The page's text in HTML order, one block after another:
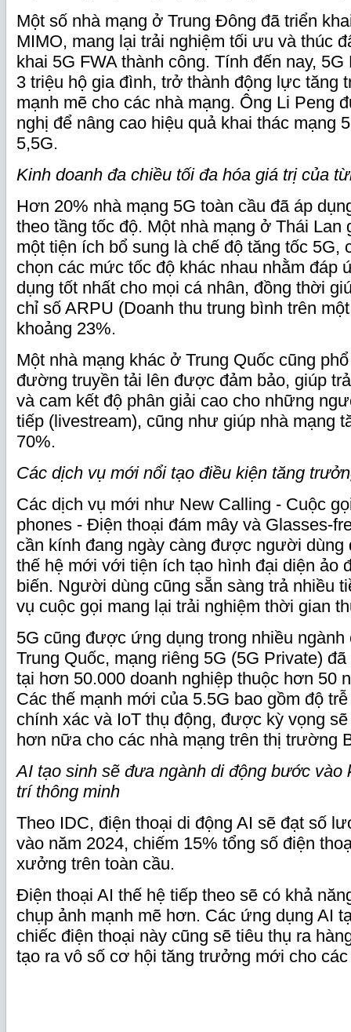
Một số nhà mạng ở Trung Đông đã triển
MIMO, mang lại trải nghiệm tối ưu và thúc
khai 5G FWA thành công. Tính đến nay,
3 triệu hộ gia đình, trở thành động lực tăng
mạnh mẽ cho các nhà mạng. Ông Li Peng
nghị để nâng cao hiệu quả khai thác mạng
5,5G.
Kinh doanh đa chiều tối đa hóa giá trị của
Hơn 20% nhà mạng 5G toàn cầu đã áp
theo tầng tốc độ. Một nhà mạng ở Thái Lan
một tiện ích bổ sung là chế độ tăng tốc 5G,
chọn các mức tốc độ khác nhau nhằm đáp
dụng tốt nhất cho mọi cá nhân, đồng thời
chỉ số ARPU (Doanh thu trung bình trên
khoảng 23%.
Một nhà mạng khác ở Trung Quốc cũng
đường truyền tải lên được đảm bảo, giúp
và cam kết độ phân giải cao cho những
tiếp (livestream), cũng như giúp nhà mạng
70%.
Các dịch vụ mới nổi tạo điều kiện tăng
Các dịch vụ mới như New Calling - Cuộc
phones - Điện thoại đám mây và Glasses-
cần kính đang ngày càng được người dùng
thế hệ mới với tiện ích tạo hình đại diện ảo
biến. Người dùng cũng sẵn sàng trả nhiều
vụ cuộc gọi mang lại trải nghiệm thời gian
5G cũng được ứng dụng trong nhiều ngành
Trung Quốc, mạng riêng 5G (5G Private)
tại hơn 50.000 doanh nghiệp thuộc hơn 50
Các thế mạnh mới của 5.5G bao gồm độ
chính xác và IoT thụ động, được kỳ vọng
hơn nữa cho các nhà mạng trên thị trường
AI tạo sinh sẽ đưa ngành di động bước vào
trí thông minh
Theo IDC, điện thoại di động AI sẽ đạt số
vào năm 2024, chiếm 15% tổng số điện
xưởng trên toàn cầu.
Điện thoại AI thế hệ tiếp theo sẽ có khả
chụp ảnh mạnh mẽ hơn. Các ứng dụng AI
chiếc điện thoại này cũng sẽ tiêu thụ ra
tạo ra vô số cơ hội tăng trưởng mới cho